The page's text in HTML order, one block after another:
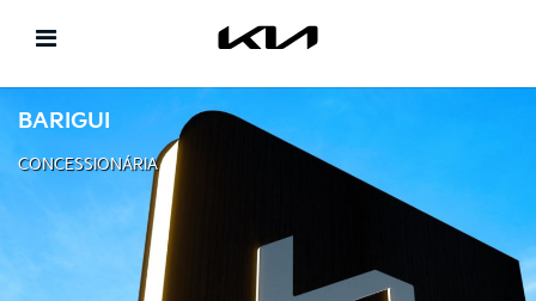
BARIGUI
CONCESSIONÁRIA